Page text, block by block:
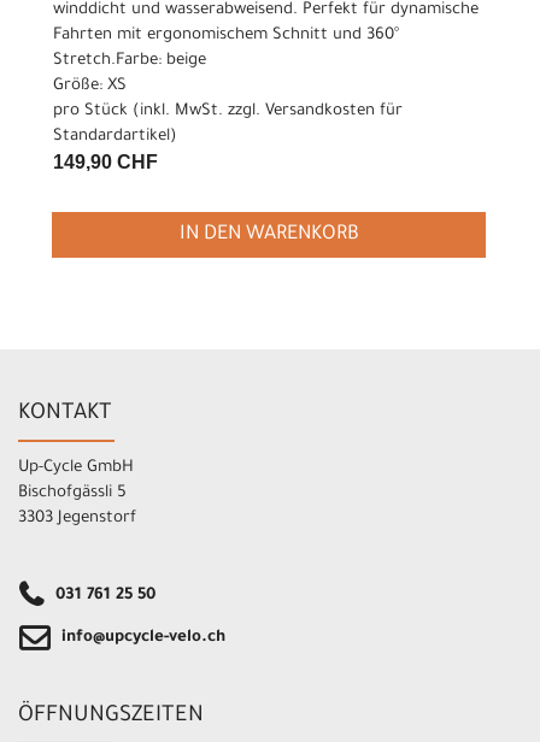
winddicht und wasserabweisend. Perfekt für dynamische
Fahrten mit ergonomischem Schnitt und 360°
Stretch.Farbe: beige
Größe: XS
pro Stück (inkl. MwSt. zzgl. Versandkosten für
Standardartikel)
149,90 CHF
IN DEN WARENKORB
KONTAKT
Up-Cycle GmbH
Bischofgässli 5
3303 Jegenstorf
031 761 25 50
info@upcycle-velo.ch
ÖFFNUNGSZEITEN